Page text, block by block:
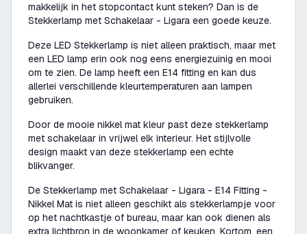
makkelijk in het stopcontact kunt steken? Dan is de
Stekkerlamp met Schakelaar - Ligara een goede keuze.
Deze LED Stekkerlamp is niet alleen praktisch, maar met
een LED lamp erin ook nog eens energiezuinig en mooi
om te zien. De lamp heeft een E14 fitting en kan dus
allerlei verschillende kleurtemperaturen aan lampen
gebruiken.
Door de mooie nikkel mat kleur past deze stekkerlamp
met schakelaar in vrijwel elk interieur. Het stijlvolle
design maakt van deze stekkerlamp een echte
blikvanger.
De Stekkerlamp met Schakelaar - Ligara - E14 Fitting -
Nikkel Mat is niet alleen geschikt als stekkerlampje voor
op het nachtkastje of bureau, maar kan ook dienen als
extra lichtbron in de woonkamer of keuken. Kortom, een